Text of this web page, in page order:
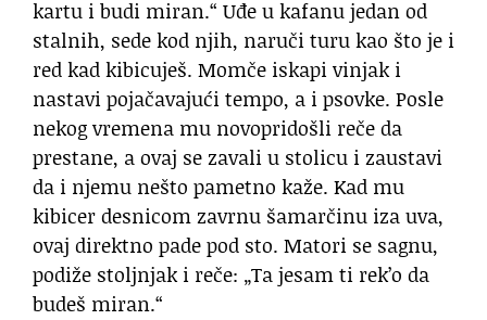
kartu i budi miran.“ Uđe u kafanu jedan od
stalnih, sede kod njih, naruči turu kao što je i
red kad kibicuješ. Momče iskapi vinjak i
nastavi pojačavajući tempo, a i psovke. Posle
nekog vremena mu novopridošli reče da
prestane, a ovaj se zavali u stolicu i zaustavi
da i njemu nešto pametno kaže. Kad mu
kibicer desnicom zavrnu šamarčinu iza uva,
ovaj direktno pade pod sto. Matori se sagnu,
podiže stoljnjak i reče: „Ta jesam ti rek’o da
budeš miran.“